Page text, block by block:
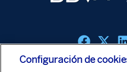
Configuración de